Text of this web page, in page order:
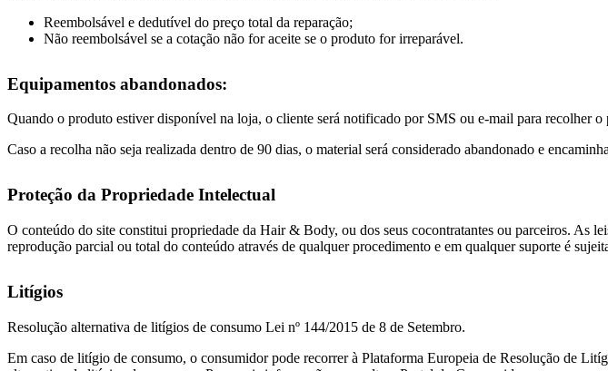
Reembolsável e dedutível do preço total da reparação;
Não reembolsável se a cotação não for aceite se o produto for irreparável.
Equipamentos abandonados:
Quando o produto estiver disponível na loja, o cliente será notificado por SMS ou e-mail para recolher
Caso a recolha não seja realizada dentro de 90 dias, o material será considerado abandonado e
Proteção da Propriedade Intelectual
O conteúdo do site constitui propriedade da Hair & Body, ou dos seus cocontratantes ou parceiros. As
reprodução parcial ou total do conteúdo através de qualquer procedimento e em qualquer suporte é
Litígios
Resolução alternativa de litígios de consumo Lei nº 144/2015 de 8 de Setembro.
Em caso de litígio de consumo, o consumidor pode recorrer à Plataforma Europeia de Resolução de